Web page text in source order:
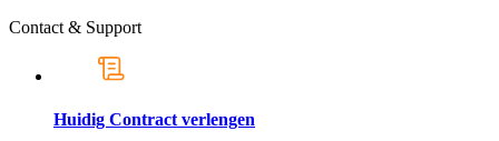
Contact & Support
Huidig Contract verlengen